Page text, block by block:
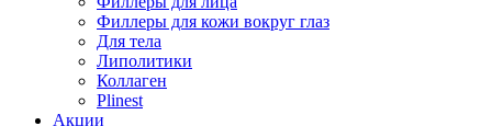
Филлеры для кожи вокруг глаз
Для тела
Липолитики
Коллаген
Plinest
Акции